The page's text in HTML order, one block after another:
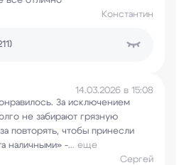
Константин
14.03.2026 в 15:08
За исключением
не забирают грязную
повторять, чтобы принесли
наличными» -... еще
Сергей